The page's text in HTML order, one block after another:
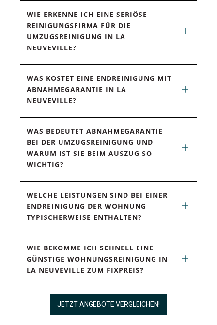
WIE ERKENNE ICH EINE SERIÖSE
REINIGUNGSFIRMA FÜR DIE
UMZUGSREINIGUNG IN LA
NEUVEVILLE?
WAS KOSTET EINE ENDREINIGUNG MIT
ABNAHMEGARANTIE IN LA
NEUVEVILLE?
WAS BEDEUTET ABNAHMEGARANTIE
BEI DER UMZUGSREINIGUNG UND
WARUM IST SIE BEIM AUSZUG SO
WICHTIG?
WELCHE LEISTUNGEN SIND BEI EINER
ENDREINIGUNG DER WOHNUNG
TYPISCHERWEISE ENTHALTEN?
WIE BEKOMME ICH SCHNELL EINE
GÜNSTIGE WOHNUNGSREINIGUNG IN
LA NEUVEVILLE ZUM FIXPREIS?
JETZT ANGEBOTE VERGLEICHEN!